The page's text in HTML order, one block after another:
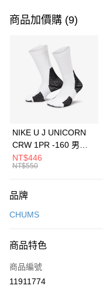
信用卡一次付款
3 期 0 利率 每期
合作金庫商業銀行
華南商業銀行
上海商業儲蓄銀行
元大商業銀行
台灣樂天信用卡公司
Apple Pay
全盈+PAY
AFTEE先享後付
【關於「AFTEE先享後付」】
便利好安心！
３．安心：先確認商品／服
【「AFTEE先享後付」結帳
１．於結帳方式選擇「
運送方式
每筆NT$100，滿
宅配
每筆NT$100，滿
商品加價購 (9)
NIKE U J UNICORN
CRW 1PR -160 男女
中統襪 FZ3393100
NT$446
NT$550
品牌
CHUMS
商品特色
商品編號
11911774